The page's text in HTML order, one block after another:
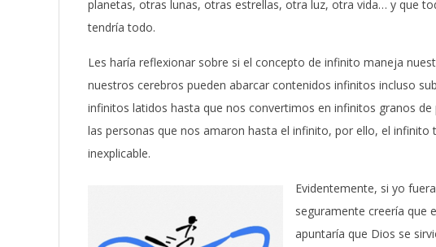
planetas, otras lunas, otras estrellas, otra luz, otra vida… y que
tendría todo.
Les haría reflexionar sobre si el concepto de infinito maneja
nuestros cerebros pueden abarcar contenidos infinitos incluso
infinitos latidos hasta que nos convertimos en infinitos granos
las personas que nos amaron hasta el infinito, por ello, el infinito
inexplicable.
Evidentemente, si yo
seguramente creería que
apuntaría que Dios se